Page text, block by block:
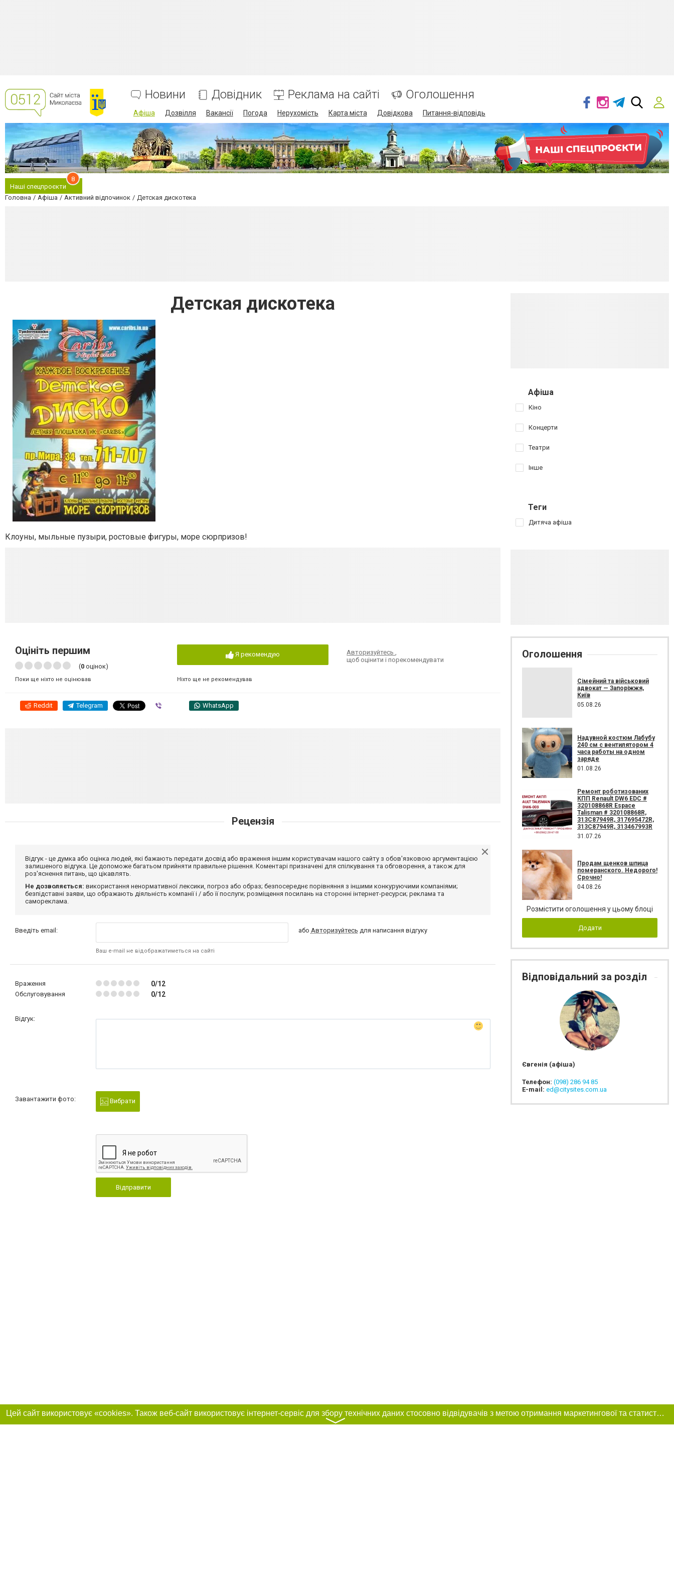
Новини Довідник Реклама на сайті Оголошення
Афіша Дозвілля Вакансії Погода Нерухомість Карта міста Довідкова Питання-відповідь
Наші спецпроєкти
8
Головна Афіша Активний відпочинок Детская дискотека
Детская дискотека
Клоуны, мыльные пузыри, ростовые фигуры, море сюрпризов!
Оцініть першим
(0 оцінок)
Поки ще ніхто не оцінював
Я рекомендую
Ніхто ще не рекомендував
Авторизуйтесь,
щоб оцінити і порекомендувати
Reddit Telegram WhatsApp
Рецензія
Відгук - це думка або оцінка людей, які бажають передати досвід або враження іншим користувачам нашого сайту з обов'язковою аргументацією
залишеного відгука. Це допоможе багатьом прийняти правильне рішення. Коментарі призначені для спілкування та обговорення, а також для
роз'яснення питань, що цікавлять.
Не дозволяється: використання ненормативної лексики, погроз або образ; безпосереднє порівняння з іншими конкуруючими компаніями;
безпідставні заяви, що ображають діяльність компанії і / або її послуги; розміщення посилань на сторонні інтернет-ресурси; реклама та
самореклама.
Введіть email:
Ваш e-mail не відображатиметься на сайті
або Авторизуйтесь для написання відгуку
Враження 0/12
Обслуговування 0/12
Відгук:
Завантажити фото: Вибрати
Відправити
Афіша
Кіно
Концерти
Театри
Інше
Теги
Дитяча афіша
Оголошення
Сімейний та військовий
адвокат — Запоріжжя,
Київ
05.08.26
Надувной костюм Лабубу
240 см с вентилятором 4
часа работы на одном
заряде
01.08.26
Ремонт роботизованих
КПП Renault DW6 EDC #
320108868R Espace
Talisman # 320108868R,
313C87949R, 317695472R,
313C87949R, 313467993R
31.07.26
Продам щенков шпица
померанского. Недорого!
Срочно!
04.08.26
Розмістити оголошення у цьому блоці
Додати
Відповідальний за розділ
Євгенія (афіша)
Телефон: (098) 286 94 85
E-mail: ed@citysites.com.ua
Цей сайт використовує «cookies». Також веб-сайт використовує інтернет-сервіс для збору технічних даних стосовно відвідувачів з метою отримання маркетингової та статистичної інформації. Умови обробки даних відвідувачів сайту див.
〉